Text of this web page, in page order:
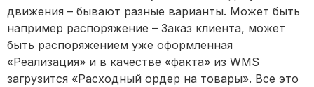
движения – бывают разные варианты. Может быть
например распоряжение – Заказ клиента, может
быть распоряжением уже оформленная
«Реализация» и в качестве «факта» из WMS
загрузится «Расходный ордер на товары». Все это